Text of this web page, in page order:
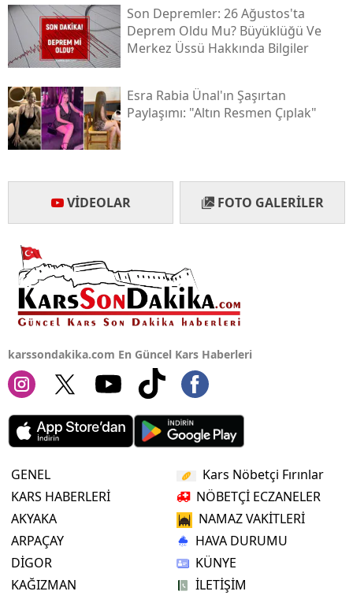
Yalova
Karabük
Osmaniye
Son Depremler: 26 Ağustos'ta
Deprem Oldu Mu? Büyüklüğü Ve
Merkez Üssü Hakkında Bilgiler
Esra Rabia Ünal'ın Şaşırtan
Paylaşımı: "altın Resmen Çıplak"
VIDEOLAR FOTO GALERILER
karssondakika.com En Güncel Kars Haberleri
GENEL
KARS HABERLERİ
AKYAKA
ARPAÇAY
DİGOR
KAĞIZMAN
Kars Nöbetçi Fırınlar
NÖBETÇİ ECZANELER
NAMAZ VAKİTLERİ
HAVA DURUMU
KÜNYE
İLETİŞİM